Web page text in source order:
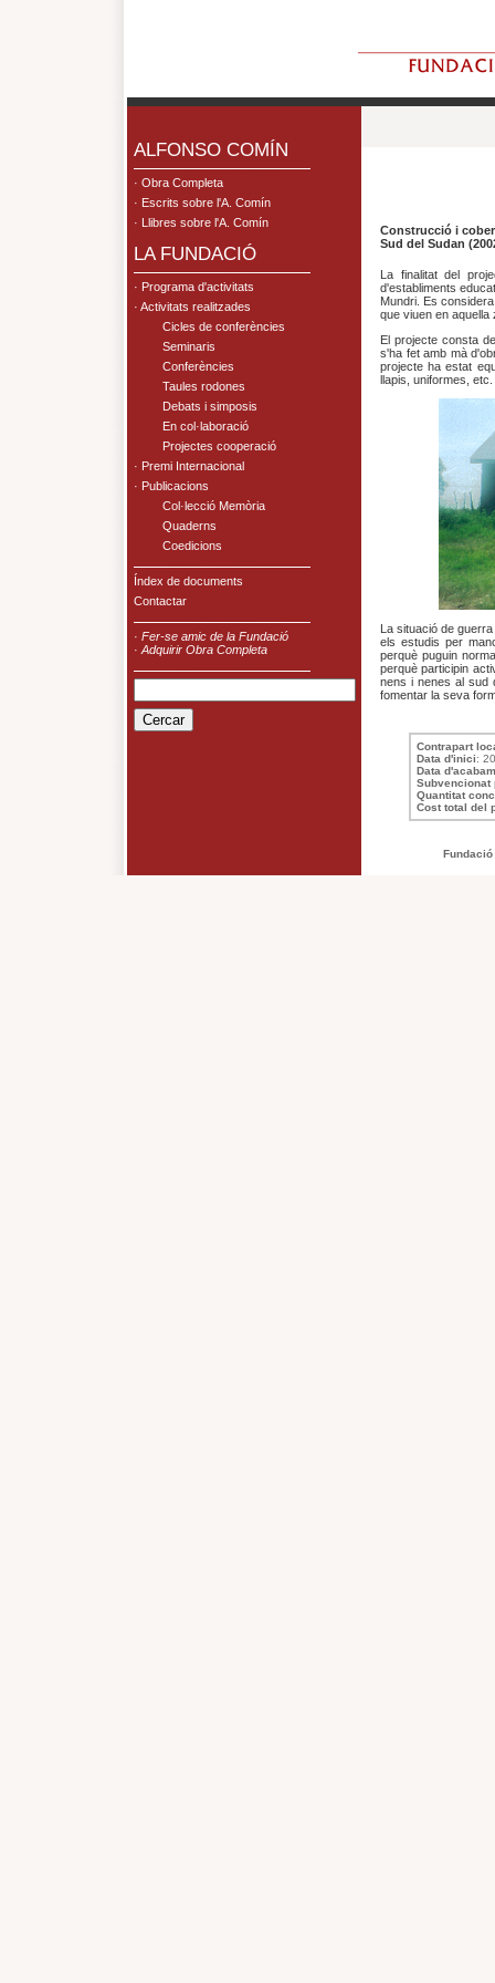
ALFONSO COMÍN
· Obra Completa
· Escrits sobre l'A. Comín
· Llibres sobre l'A. Comín
LA FUNDACIÓ
· Programa d'activitats
· Activitats realitzades
Cicles de conferències
Seminaris
Conferències
Taules rodones
Debats i simposis
En col·laboració
Projectes cooperació
· Premi Internacional
· Publicacions
Col·lecció Memòria
Quaderns
Coedicions
Índex de documents
Contactar
· Fer-se amic de la Fundació
· Adquirir Obra Completa
Construcció i
Sud del Sudan
La finalitat del
d'establiments
Mundri. Es
que viuen en aquella
El projecte consta
s'ha fet amb mà
projecte ha estat
llapis, uniformes,
La situació de
els estudis per
perquè puguin
perquè participin
nens i nenes al sud
fomentar la seva
Contrapart
Data d'inici:
Data
Subvencionat
Quantitat
Cost total del